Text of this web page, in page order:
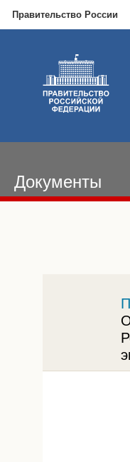
Правительство России
Документы